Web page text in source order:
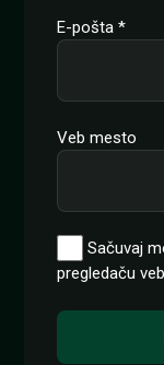
E-pošta *
Veb mesto
Sačuvaj
pregledaču